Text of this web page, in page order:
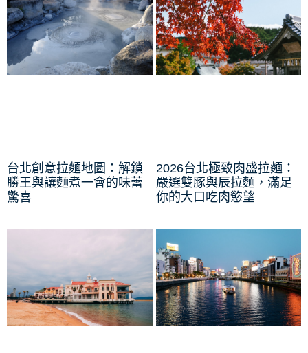
台北創意拉麵地圖：解鎖
勝王與讓麵煮一會的味蕾
驚喜
2026台北極致肉盛拉麵：
嚴選雙豚與辰拉麵，滿足
你的大口吃肉慾望